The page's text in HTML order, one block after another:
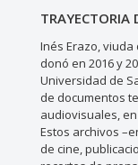
TRAYECTORIA
Inés Erazo, viuda
donó en 2016 y
Universidad de
de documentos
audiovisuales,
Estos archivos
de cine,